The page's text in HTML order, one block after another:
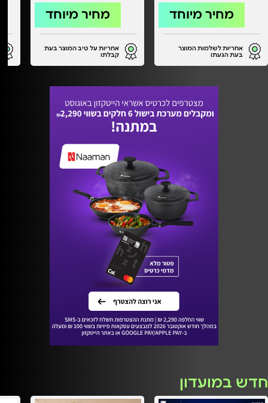
מחיר מיוחד
אחריות לשלמות המוצר
בעת הגעתו
מחיר מיוחד
אחריות על טיב המוצר בעת
קבלתו
חדש במועדון